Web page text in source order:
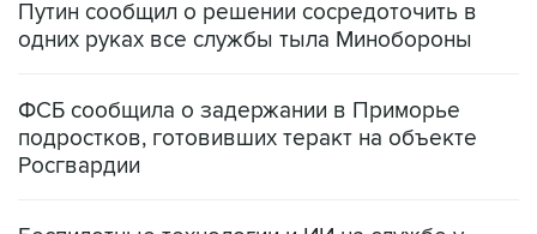
Путин сообщил о решении сосредоточить в
одних руках все службы тыла Минобороны
ФСБ сообщила о задержании в Приморье
подростков, готовивших теракт на объекте
Росгвардии